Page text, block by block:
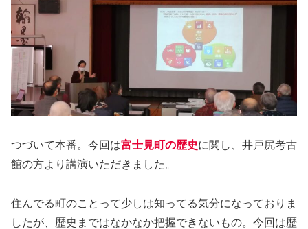
つづいて本番。今回は富士見町の歴史に関し、井戸尻考古
館の方より講演いただきました。
住んでる町のことって少しは知ってる気分になっておりま
したが、歴史まではなかなか把握できないもの。今回は歴